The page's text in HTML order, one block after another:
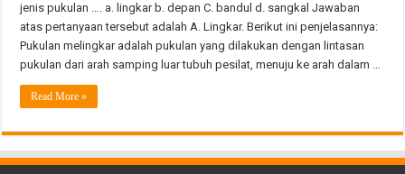
dan
Kunci
Jawaban
Part
1
jenis pukulan …. a. lingkar b. depan C. bandul d. sangkal​ Jawaban
atas pertanyaan tersebut adalah A. Lingkar. Berikut ini penjelasannya:
Pukulan melingkar adalah pukulan yang dilakukan dengan lintasan
pukulan dari arah samping luar tubuh pesilat, menuju ke arah dalam …
Read More »